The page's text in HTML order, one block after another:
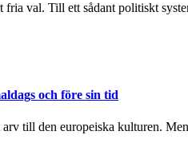
val. Till ett sådant politiskt
och före sin tid
till den europeiska kulturen.